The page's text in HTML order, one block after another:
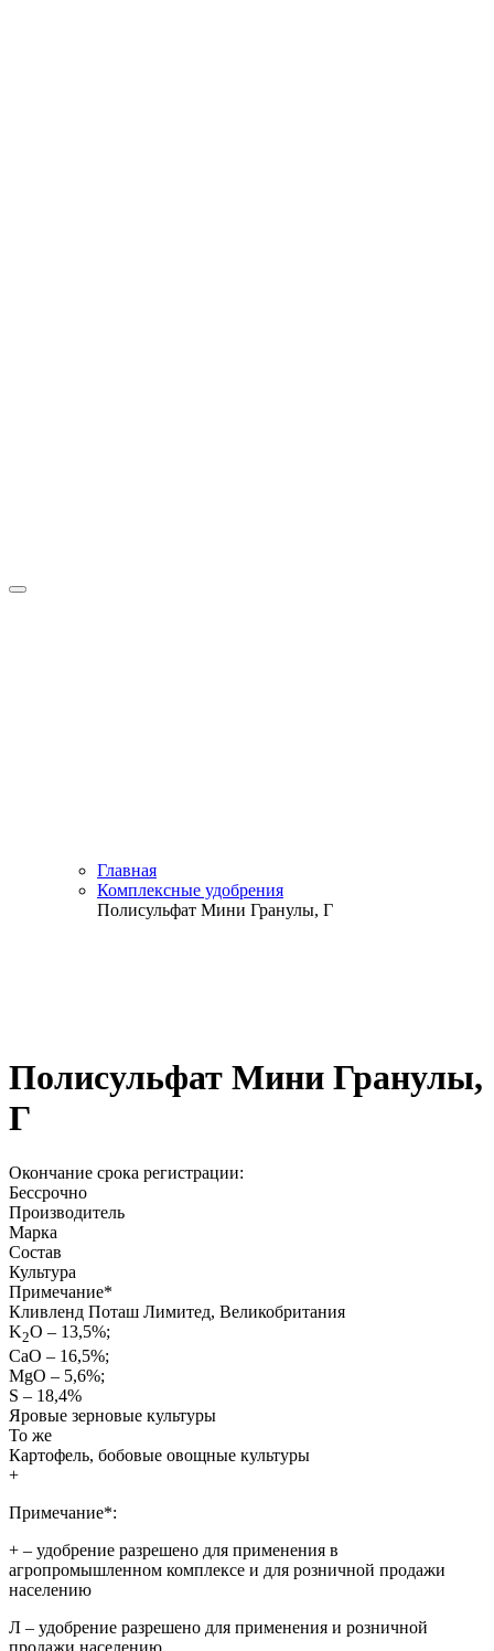
Главная
Комплексные удобрения
Полисульфат Мини Гранулы, Г
Полисульфат Мини Гранулы,
Г
Окончание срока регистрации:
Бессрочно
Производитель
Марка
Состав
Культура
Примечание*
Кливленд Поташ Лимитед, Великобритания
K2O – 13,5%;
СаО – 16,5%;
MgO – 5,6%;
S – 18,4%
Яровые зерновые культуры
То же
Картофель, бобовые овощные культуры
+
Примечание*:
+ – удобрение разрешено для применения в
агропромышленном комплексе и для розничной продажи
населению
Л – удобрение разрешено для применения и розничной
продажи населению